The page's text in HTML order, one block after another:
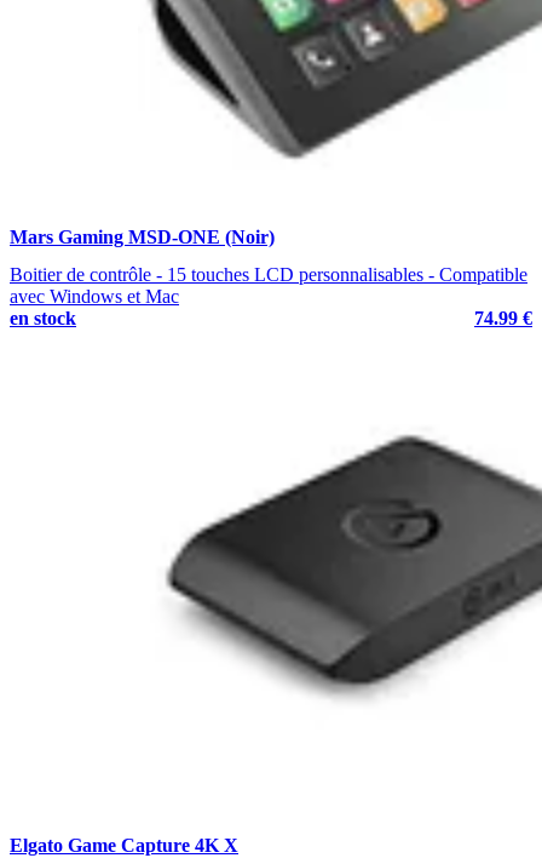
Mars Gaming MSD-ONE (Noir)
Boitier de contrôle - 15 touches LCD personnalisables - Compatible
avec Windows et Mac
en stock
74.99 €
Elgato Game Capture 4K X